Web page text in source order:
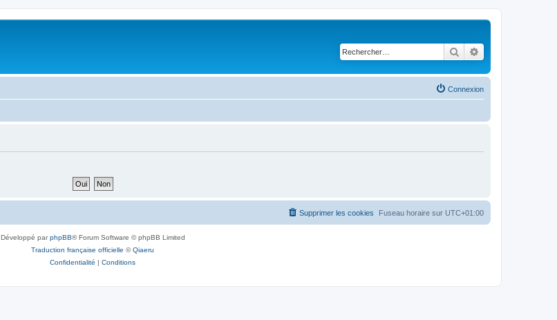
Rechercher
Connexion
Fuseau horaire sur UTC+01:00
Supprimer les cookies
Développé parphpBB® Forum Software © phpBB Limited
Traduction française officielle ©Qiaeru
Confidentialité | Conditions